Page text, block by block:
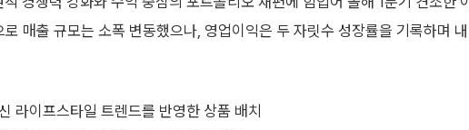
매출 규모는 소폭 변동했으나, 영업이익은 두 자릿수 성장률을 기록하며 내
라이프스타일 트렌드를 반영한 상품 배치